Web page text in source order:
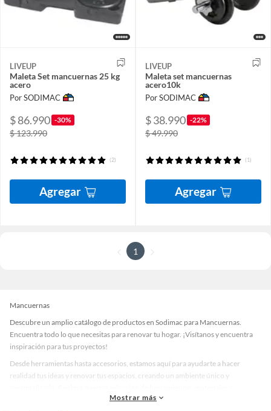
LIVEUP
Maleta Set mancuernas 25 kg
acero
Por SODIMAC
$ 86.990 -30%
$ 123.990
(2)
Agregar
LIVEUP
Maleta set mancuernas
acero10k
Por SODIMAC
$ 38.990 -22%
$ 49.990
(1)
Agregar
1
Mancuernas
Descubre un amplio catálogo de productos en Sodimac para Mancuernas.
Encuentra todo lo que necesitas para renovar tu hogar. ¡Visítanos y encuentra
inspiración para tus proyectos!
Desde herramientas hasta accesorios, estamos aquí para ayudarte a hacer
realidad tus ideas y renovar tus espacios, creando un ambiente único y
accesorios de calidad que te ayudarán a crear un espacio más tú.
Mostrar más